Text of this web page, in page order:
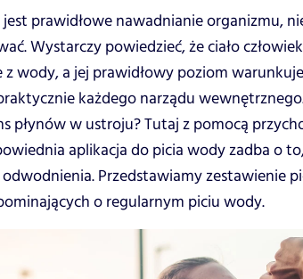
prawidłowe nawadnianie organizmu,
Wystarczy powiedzieć, że ciało
z wody, a jej prawidłowy poziom
każdego narządu
płynów w ustroju? Tutaj z pomocą
aplikacja do picia wody zadba o
Przedstawiamy zestawienie
o regularnym piciu wody.